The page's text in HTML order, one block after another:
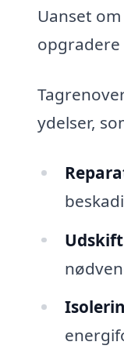
Uanset
ydelser,